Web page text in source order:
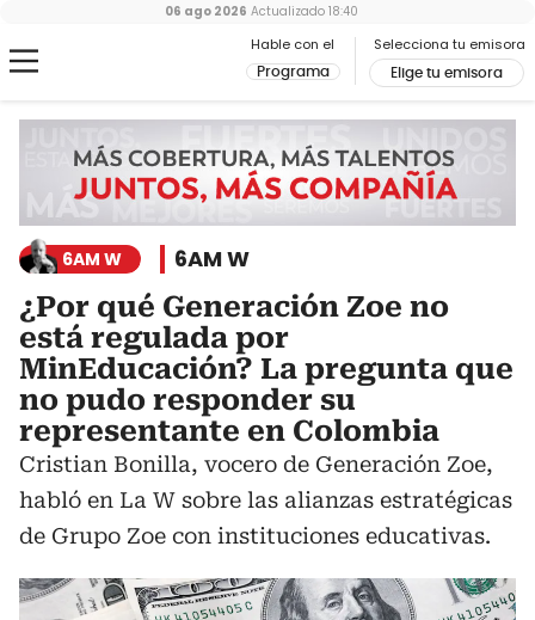
Hable con el
Programa
Selecciona tu emisora
Elige tu emisora
06 ago 2026 Actualizado 18:40
6AM W 6AM W
¿Por qué Generación Zoe no
está regulada por
MinEducación? La pregunta que
no pudo responder su
representante en Colombia
Cristian Bonilla, vocero de Generación Zoe,
habló en La W sobre las alianzas estratégicas
de Grupo Zoe con instituciones educativas.